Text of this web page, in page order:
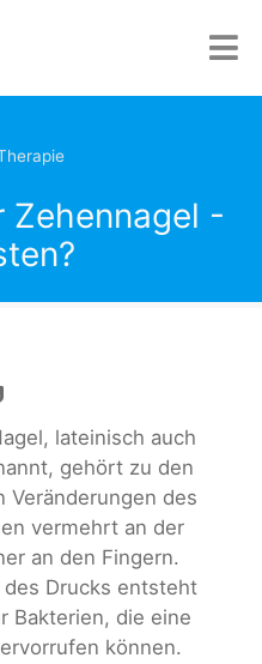
Zehennagel -
lateinisch auch
gehört zu den
Veränderungen des
vermehrt an der
an den Fingern.
Drucks entsteht
Bakterien, die eine
können.